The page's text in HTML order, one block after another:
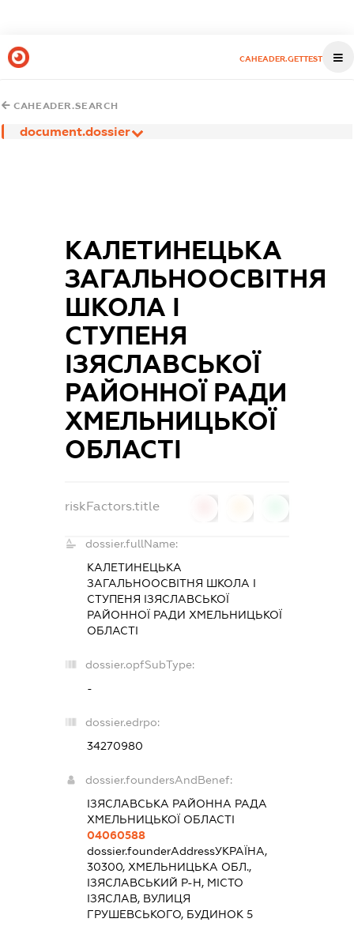
CAHEADER.GETTEST
CAHEADER.SEARCH
document.dossier
КАЛЕТИНЕЦЬКА
ЗАГАЛЬНООСВІТНЯ
ШКОЛА І
СТУПЕНЯ
ІЗЯСЛАВСЬКОЇ
РАЙОННОЇ РАДИ
ХМЕЛЬНИЦЬКОЇ
ОБЛАСТІ
riskFactors.title
dossier.fullName:
КАЛЕТИНЕЦЬКА
ЗАГАЛЬНООСВІТНЯ ШКОЛА І
СТУПЕНЯ ІЗЯСЛАВСЬКОЇ
РАЙОННОЇ РАДИ ХМЕЛЬНИЦЬКОЇ
ОБЛАСТІ
dossier.opfSubType:
-
dossier.edrpo:
34270980
dossier.foundersAndBenef:
ІЗЯСЛАВСЬКА РАЙОННА РАДА
ХМЕЛЬНИЦЬКОЇ ОБЛАСТІ
04060588
dossier.founderAddressУКРАЇНА,
30300, ХМЕЛЬНИЦЬКА ОБЛ.,
ІЗЯСЛАВСЬКИЙ Р-Н, МІСТО
ІЗЯСЛАВ, ВУЛИЦЯ
ГРУШЕВСЬКОГО, БУДИНОК 5